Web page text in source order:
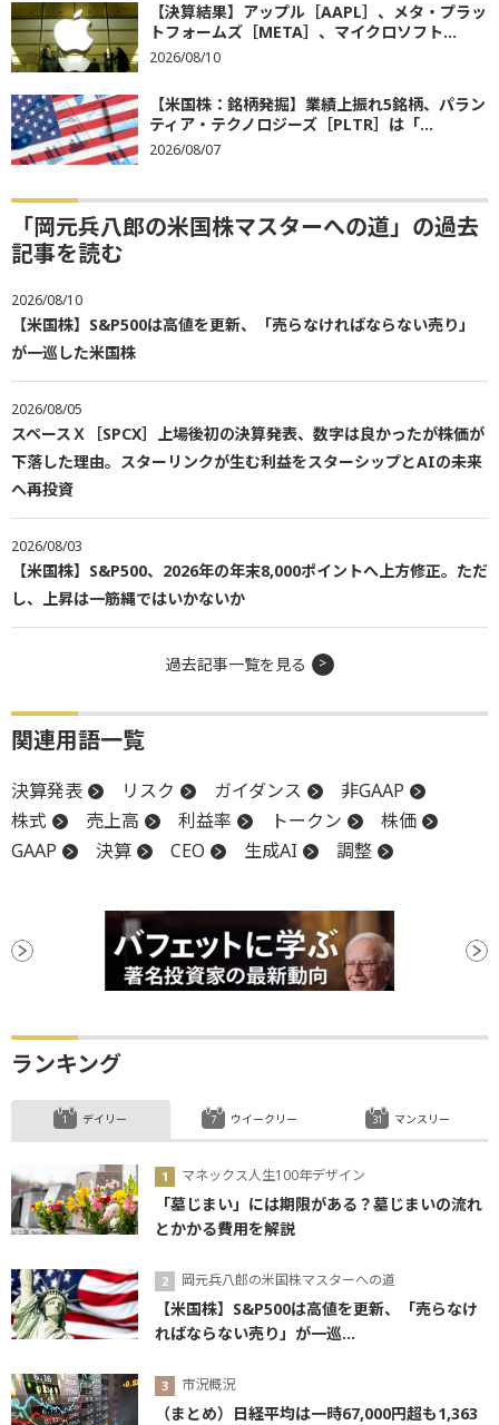
【決算結果】アップル［AAPL］、メタ・プラッ
トフォームズ［META］、マイクロソフト...
2026/08/10
【米国株：銘柄発掘】業績上振れ5銘柄、パラン
ティア・テクノロジーズ［PLTR］は「...
2026/08/07
「岡元兵八郎の米国株マスターへの道」の過去
記事を読む
2026/08/10
【米国株】S&P500は高値を更新、「売らなければならない売り」
が一巡した米国株
2026/08/05
スペースＸ［SPCX］上場後初の決算発表、数字は良かったが株価が
下落した理由。スターリンクが生む利益をスターシップとAIの未来
へ再投資
2026/08/03
【米国株】S&P500、2026年の年末8,000ポイントへ上方修正。ただ
し、上昇は一筋縄ではいかないか
過去記事一覧を見る
関連用語一覧
決算発表 リスク ガイダンス
非GAAP
株式
売上高 利益率 トークン
株価
GAAP
決算 CEO 生成AI 調整
ランキング
デイリー
マネックス人生100年デザイン
「墓じまい」には期限がある？墓じまいの流れ
とかかる費用を解説
岡元兵八郎の米国株マスターへの道
【米国株】S&P500は高値を更新、「売らなけ
ればならない売り」が一巡...
市況概況
（まとめ）日経平均は一時67,000円超も1,363
ウイークリー マンスリー